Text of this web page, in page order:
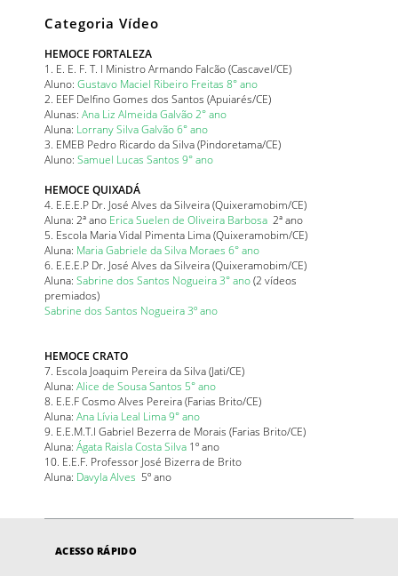
Categoria Vídeo
HEMOCE FORTALEZA
1. E. E. F. T. I Ministro Armando Falcão (Cascavel/CE)
Aluno: Gustavo Maciel Ribeiro Freitas 8° ano
2. EEF Delfino Gomes dos Santos (Apuiarés/CE)
Alunas: Ana Liz Almeida Galvão 2° ano
Aluna: Lorrany Silva Galvão 6° ano
3. EMEB Pedro Ricardo da Silva (Pindoretama/CE)
Aluno: Samuel Lucas Santos 9° ano
HEMOCE QUIXADÁ
4. E.E.E.P Dr. José Alves da Silveira (Quixeramobim/CE)
Aluna: 2ª ano Erica Suelen de Oliveira Barbosa 2ª ano
5. Escola Maria Vidal Pimenta Lima (Quixeramobim/CE)
Aluna: Maria Gabriele da Silva Moraes 6° ano
6. E.E.E.P Dr. José Alves da Silveira (Quixeramobim/CE)
Aluna: Sabrine dos Santos Nogueira 3° ano(2 vídeos
premiados)
Sabrine dos Santos Nogueira 3º ano
HEMOCE CRATO
7. Escola Joaquim Pereira da Silva (Jati/CE)
Aluna: Alice de Sousa Santos 5° ano
8. E.E.F Cosmo Alves Pereira (Farias Brito/CE)
Aluna: Ana Lívia Leal Lima 9° ano
9. E.E.M.T.I Gabriel Bezerra de Morais (Farias Brito/CE)
Aluna: Ágata Raisla Costa Silva 1º ano
10. E.E.F. Professor José Bizerra de Brito
Aluna: Davyla Alves 5º ano
ACESSO RÁPIDO